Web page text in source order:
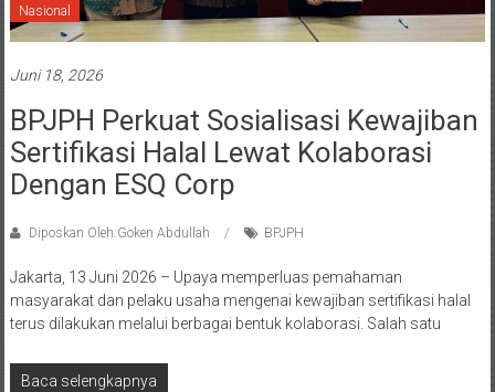
Nasional
Juni 18, 2026
BPJPH Perkuat Sosialisasi Kewajiban
Sertifikasi Halal Lewat Kolaborasi
Dengan ESQ Corp
Diposkan Oleh:Goken Abdullah BPJPH
Jakarta, 13 Juni 2026 – Upaya memperluas pemahaman
masyarakat dan pelaku usaha mengenai kewajiban sertifikasi halal
terus dilakukan melalui berbagai bentuk kolaborasi. Salah satu
Baca selengkapnya